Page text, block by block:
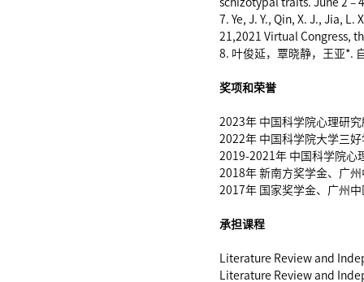
schizotypal traits. June 2 –
7. Ye, J. Y., Qin, X. J., Jia,
21,2021 Virtual Congress,
8. 叶俊延，覃晓静，王亚*.
奖项和荣誉
2023年 中国科学院心理研
2022年 中国科学院大学三
2019-2021年 中国科学院心
2018年 新南方奖学金、广
2017年 国家奖学金、广州
承担课程
Literature Review and
Literature Review and